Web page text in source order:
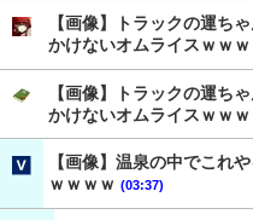
【画像】トラックの運ち
かけないオムライスｗｗ
【画像】トラックの運ち
かけないオムライスｗｗ
【画像】温泉の中でこれ
ｗｗｗｗ (03:37)